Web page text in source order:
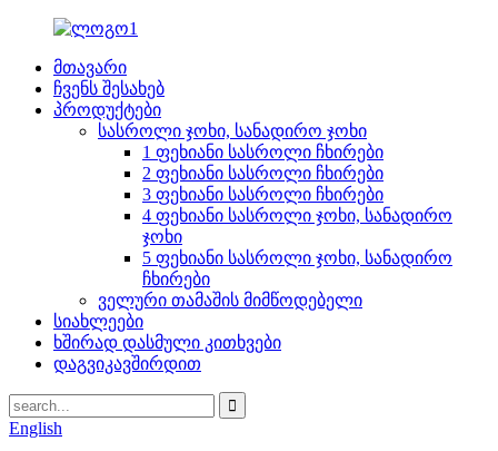
მთავარი
ჩვენს შესახებ
პროდუქტები
სასროლი ჯოხი, სანადირო ჯოხი
1 ფეხიანი სასროლი ჩხირები
2 ფეხიანი სასროლი ჩხირები
3 ფეხიანი სასროლი ჩხირები
4 ფეხიანი სასროლი ჯოხი, სანადირო
ჯოხი
5 ფეხიანი სასროლი ჯოხი, სანადირო
ჩხირები
ველური თამაშის მიმწოდებელი
სიახლეები
ხშირად დასმული კითხვები
დაგვიკავშირდით
English